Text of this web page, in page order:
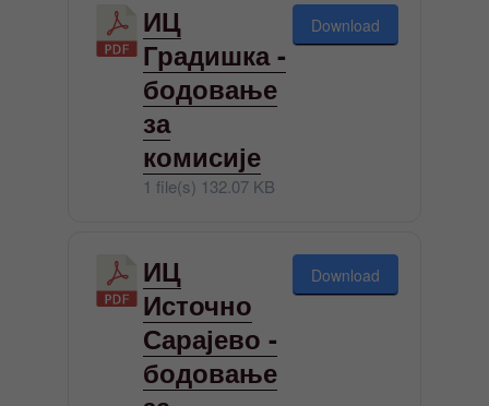
ИЦ
Градишка -
бодовање
за
комисије
1 file(s) 132.07 KB
Download
ИЦ
Источно
Сарајево -
бодовање
Download